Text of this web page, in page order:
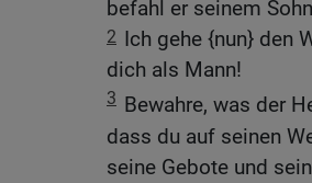
befahl er seinem
2 Ich gehe {nun} den
dich als Mann!
3 Bewahre, was der
dass du auf seinen
seine Gebote und